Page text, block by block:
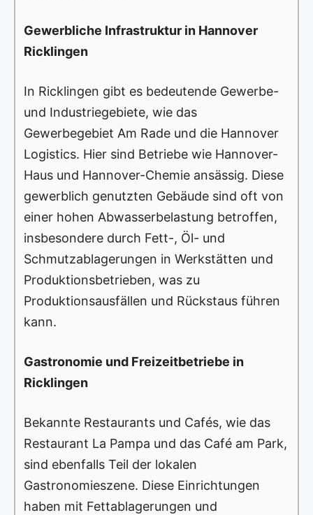
Gewerbliche Infrastruktur in Hannover
Ricklingen
In Ricklingen gibt es bedeutende Gewerbe-
und Industriegebiete, wie das
Gewerbegebiet Am Rade und die Hannover
Logistics. Hier sind Betriebe wie Hannover-
Haus und Hannover-Chemie ansässig. Diese
gewerblich genutzten Gebäude sind oft von
einer hohen Abwasserbelastung betroffen,
insbesondere durch Fett-, Öl- und
Schmutzablagerungen in Werkstätten und
Produktionsbetrieben, was zu
Produktionsausfällen und Rückstaus führen
kann.
Gastronomie und Freizeitbetriebe in
Ricklingen
Bekannte Restaurants und Cafés, wie das
Restaurant La Pampa und das Café am Park,
sind ebenfalls Teil der lokalen
Gastronomieszene. Diese Einrichtungen
haben mit Fettablagerungen und